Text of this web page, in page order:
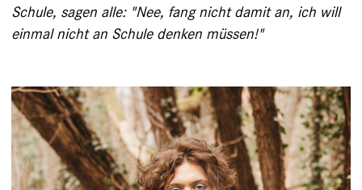
Schule, sagen alle: "Nee, fang nicht damit an, ich will
einmal nicht an Schule denken müssen!"